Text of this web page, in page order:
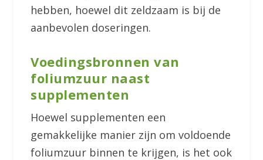
hebben, hoewel dit zeldzaam is bij de
aanbevolen doseringen.
Voedingsbronnen van
foliumzuur naast
supplementen
Hoewel supplementen een
gemakkelijke manier zijn om voldoende
foliumzuur binnen te krijgen, is het ook